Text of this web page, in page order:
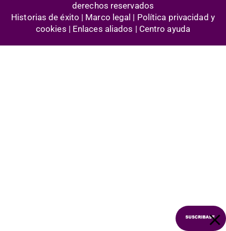
derechos reservados
Historias de éxito | Marco legal | Política privacidad y
cookies | Enlaces aliados | Centro ayuda